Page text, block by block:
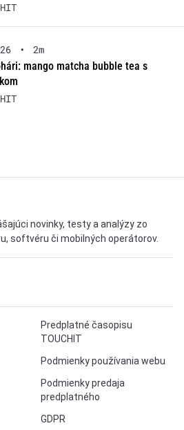
•
2m
mango matcha bubble tea s
novinky, testy a analýzy zo
softvéru či mobilných operátorov.
Predplatné časopisu
TOUCHIT
Podmienky používania webu
Podmienky predaja
predplatného
GDPR